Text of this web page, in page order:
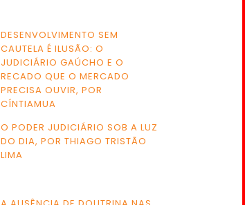
DESENVOLVIMENTO SEM
CAUTELA É ILUSÃO: O
JUDICIÁRIO GAÚCHO E O
RECADO QUE O MERCADO
PRECISA OUVIR, POR
CÍNTIAMUA
O PODER JUDICIÁRIO SOB A LUZ
DO DIA, POR THIAGO TRISTÃO
LIMA